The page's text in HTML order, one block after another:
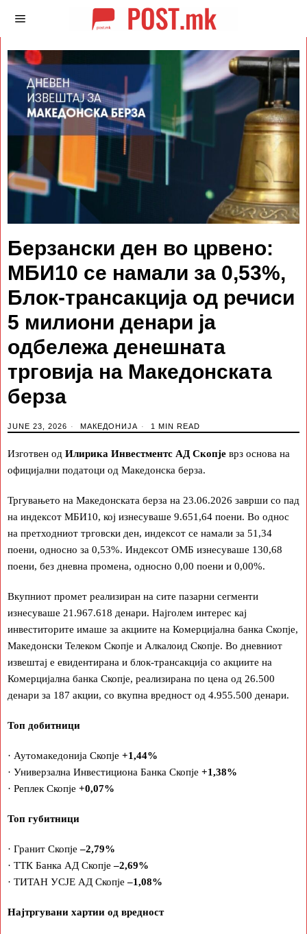
Берзански ден во црвено:
МБИ10 се намали за 0,53%,
Блок-трансакција од речиси
5 милиони денари ја
одбележа денешната
трговија на Македонската
берза
JUNE 23, 2026 МАКЕДОНИЈА 1 MIN READ
Изготвен од Илирика Инвестментс АД Скопје врз основа на
официјални податоци од Македонска берза.
Тргувањето на Македонската берза на 23.06.2026 заврши со пад
на индексот МБИ10, кој изнесуваше 9.651,64 поени. Во однос
на претходниот трговски ден, индексот се намали за 51,34
поени, односно за 0,53%. Индексот ОМБ изнесуваше 130,68
поени, без дневна промена, односно 0,00 поени и 0,00%.
Вкупниот промет реализиран на сите пазарни сегменти
изнесуваше 21.967.618 денари. Најголем интерес кај
инвеститорите имаше за акциите на Комерцијална банка Скопје,
Македонски Телеком Скопје и Алкалоид Скопје. Во дневниот
извештај е евидентирана и блок-трансакција со акциите на
Комерцијална банка Скопје, реализирана по цена од 26.500
денари за 187 акции, со вкупна вредност од 4.955.500 денари.
Топ добитници
· Аутомакедонија Скопје +1,44%
· Универзална Инвестициона Банка Скопје +1,38%
· Реплек Скопје +0,07%
Топ губитници
· Гранит Скопје–2,79%
· ТТК Банка АД Скопје–2,69%
· ТИТАН УСЈЕ АД Скопје–1,08%
Најтргувани хартии од вредност